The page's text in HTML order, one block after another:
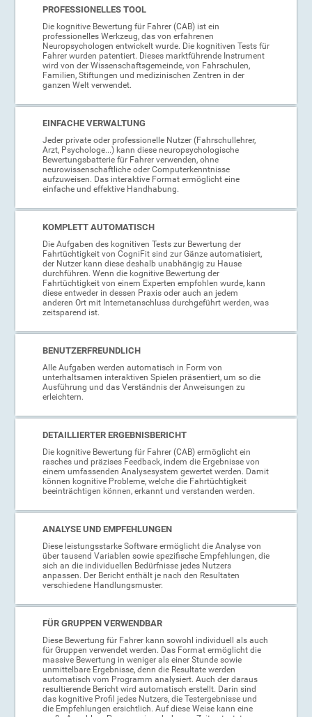
PROFESSIONELLES TOOL
Die kognitive Bewertung für Fahrer (CAB) ist ein
professionelles Werkzeug, das von erfahrenen
Neuropsychologen entwickelt wurde. Die kognitiven Tests für
Fahrer wurden patentiert. Dieses marktführende Instrument
wird von der Wissenschaftsgemeinde, von Fahrschulen,
Familien, Stiftungen und medizinischen Zentren in der
ganzen Welt verwendet.
EINFACHE VERWALTUNG
Jeder private oder professionelle Nutzer (Fahrschullehrer,
Arzt, Psychologe...) kann diese neuropsychologische
Bewertungsbatterie für Fahrer verwenden, ohne
neurowissenschaftliche oder Computerkenntnisse
aufzuweisen. Das interaktive Format ermöglicht eine
einfache und effektive Handhabung.
KOMPLETT AUTOMATISCH
Die Aufgaben des kognitiven Tests zur Bewertung der
Fahrtüchtigkeit von CogniFit sind zur Gänze automatisiert,
der Nutzer kann diese deshalb unabhängig zu Hause
durchführen. Wenn die kognitive Bewertung der
Fahrtüchtigkeit von einem Experten empfohlen wurde, kann
diese entweder in dessen Praxis oder auch an jedem
anderen Ort mit Internetanschluss durchgeführt werden, was
zeitsparend ist.
BENUTZERFREUNDLICH
Alle Aufgaben werden automatisch in Form von
unterhaltsamen interaktiven Spielen präsentiert, um so die
Ausführung und das Verständnis der Anweisungen zu
erleichtern.
DETAILLIERTER ERGEBNISBERICHT
Die kognitive Bewertung für Fahrer (CAB) ermöglicht ein
rasches und präzises Feedback, indem die Ergebnisse von
einem umfassenden Analysesystem gewertet werden. Damit
können kognitive Probleme, welche die Fahrtüchtigkeit
beeinträchtigen können, erkannt und verstanden werden.
ANALYSE UND EMPFEHLUNGEN
Diese leistungsstarke Software ermöglicht die Analyse von
über tausend Variablen sowie spezifische Empfehlungen, die
sich an die individuellen Bedürfnisse jedes Nutzers
anpassen. Der Bericht enthält je nach den Resultaten
verschiedene Handlungsmuster.
FÜR GRUPPEN VERWENDBAR
Diese Bewertung für Fahrer kann sowohl individuell als auch
für Gruppen verwendet werden. Das Format ermöglicht die
massive Bewertung in weniger als einer Stunde sowie
unmittelbare Ergebnisse, denn die Resultate werden
automatisch vom Programm analysiert. Auch der daraus
resultierende Bericht wird automatisch erstellt. Darin sind
das kognitive Profil jedes Nutzers, die Testergebnisse und
die Empfehlungen ersichtlich. Auf diese Weise kann eine